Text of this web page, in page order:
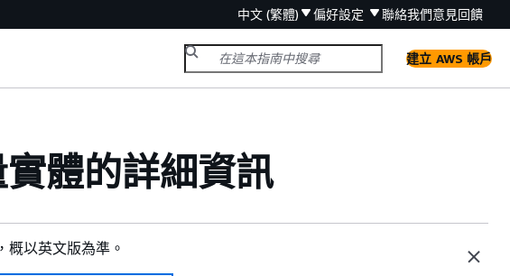
中文 (繁體) 偏好設定 聯絡我們意見回饋
建立 AWS 帳戶
體的詳細資訊
以英文版為準。